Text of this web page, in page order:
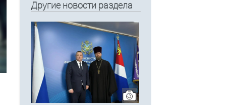
Другие новости раздела